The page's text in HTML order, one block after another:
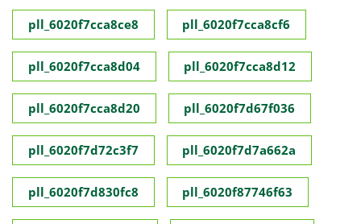
pll_6020f7cca8ce8 pll_6020f7cca8cf6
pll_6020f7cca8d04 pll_6020f7cca8d12
pll_6020f7cca8d20 pll_6020f7d67f036
pll_6020f7d72c3f7 pll_6020f7d7a662a
pll_6020f7d830fc8 pll_6020f87746f63